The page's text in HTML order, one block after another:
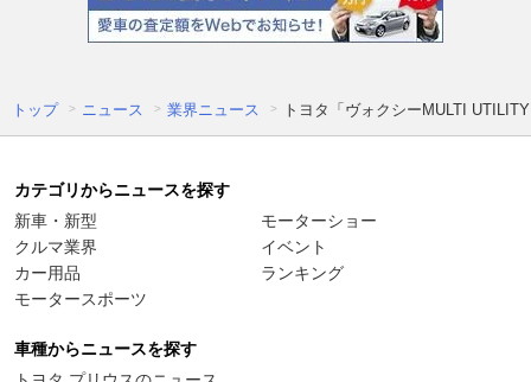
トップ ニュース 業界ニュース トヨタ「ヴォクシーMULTI
カテゴリからニュースを探す
新車・新型
クルマ業界
カー用品
モータースポーツ
モーターショー
イベント
ランキング
車種からニュースを探す